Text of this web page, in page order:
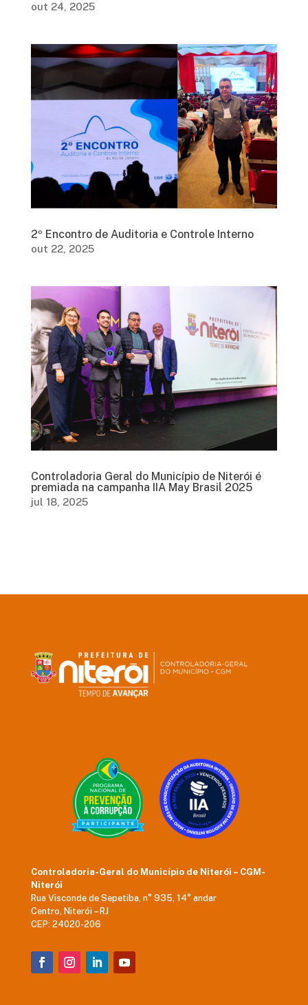
out 24, 2025
2º Encontro de Auditoria e Controle Interno
out 22, 2025
Controladoria Geral do Município de Niterói é
premiada na campanha IIA May Brasil 2025
jul 18, 2025
Controladoria-Geral do Município de Niterói – CGM-
Niterói
Rua Visconde de Sepetiba, n° 935, 14° andar
Centro, Niterói – RJ
CEP: 24020-206